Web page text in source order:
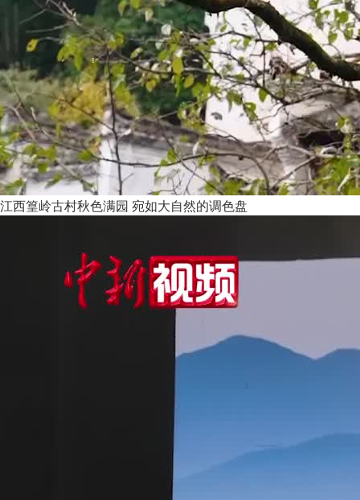
江西篁岭古村秋色满园 宛如大自然的调色盘